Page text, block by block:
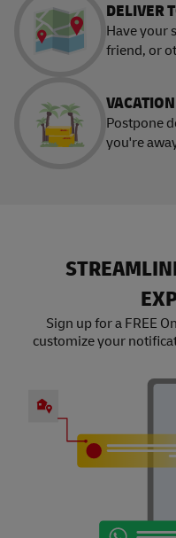
DELIVER
Have your
friend, or
Postpone
you're
Sign up for a FREE
customize your